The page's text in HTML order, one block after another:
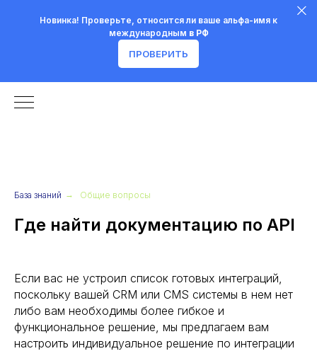
Новинка! Проверьте, относится ли ваше альфа-имя к
международным в РФ
ПРОВЕРИТЬ
База знаний → Общие вопросы
Где найти документацию по API
Если вас не устроил список готовых интеграций,
поскольку вашей CRM или CMS системы в нем нет
либо вам необходимы более гибкое и
функциональное решение, мы предлагаем вам
настроить индивидуальное решение по интеграции